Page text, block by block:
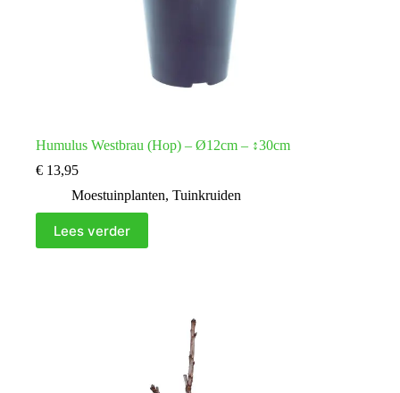
Humulus Westbrau (Hop) – Ø12cm – ↕30cm
€ 13,95
Moestuinplanten, Tuinkruiden
Lees verder